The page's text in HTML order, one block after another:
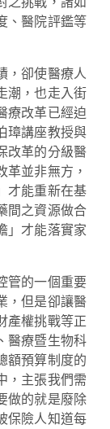
、醫院評鑑等
，卻使醫療人
潮，也走入街
療改革已經迫
璋講座教授與
改革的分級醫
革並非無方，
才能重新在基
間之資源做合
」才能落實家
管的一個重要
，但是卻讓醫
產權挑戰等正
醫療暨生物科
額預算制度的
，主張我們需
做的就是廢除
保險人知道每